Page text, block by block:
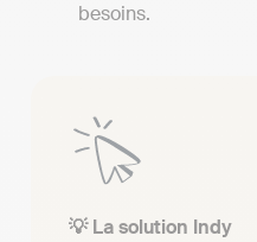
besoins.
💡 La solution Indy